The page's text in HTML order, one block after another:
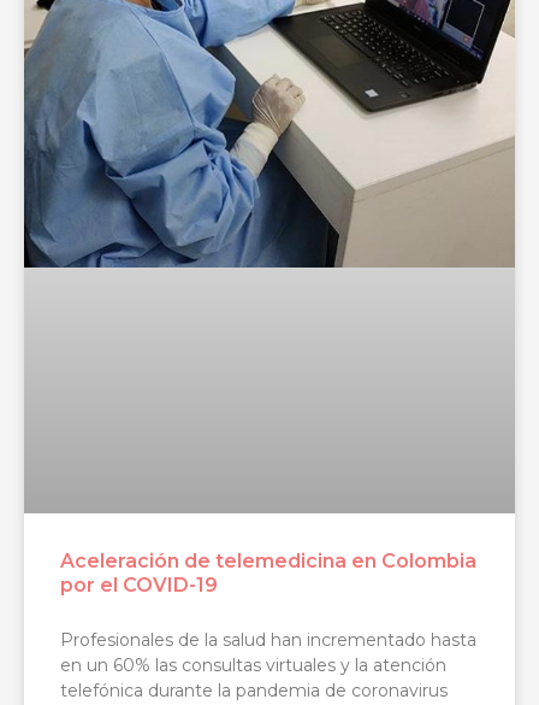
Aceleración de telemedicina en Colombia
por el COVID-19
Profesionales de la salud han incrementado hasta
en un 60% las consultas virtuales y la atención
telefónica durante la pandemia de coronavirus